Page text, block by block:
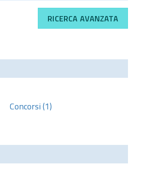
RICERCA AVANZATA
Concorsi (1)